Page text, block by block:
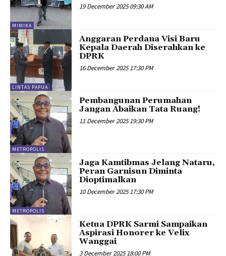
MIMIKA
19 December 2025 09:30 AM
LINTAS PAPUA
Anggaran Perdana Visi Baru
Kepala Daerah Diserahkan ke
DPRK
16 December 2025 17:30 PM
METROPOLIS
Pembangunan Perumahan
Jangan Abaikan Tata Ruang!
11 December 2025 19:30 PM
METROPOLIS
Jaga Kamtibmas Jelang Nataru,
Peran Garnisun Diminta
Dioptimalkan
10 December 2025 17:30 PM
Ketua DPRK Sarmi Sampaikan
Aspirasi Honorer ke Velix
Wanggai
3 December 2025 18:00 PM